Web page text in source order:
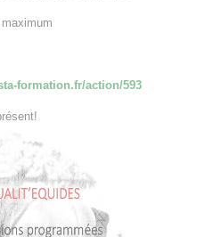
formation.fr/action/593